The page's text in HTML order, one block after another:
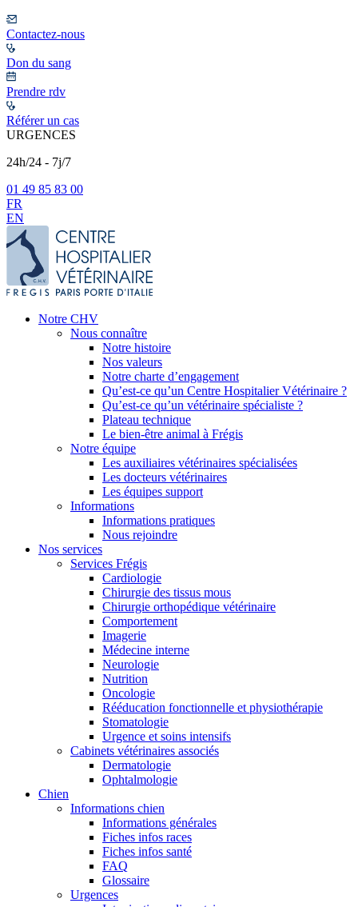
Contactez-nous
Don du sang
Prendre rdv
Référer un cas
URGENCES
24h/24 - 7j/7
01 49 85 83 00
FR
EN
Notre CHV
Nous connaître
Notre histoire
Nos valeurs
Notre charte d’engagement
Qu’est-ce qu’un Centre Hospitalier Vétérinaire ?
Qu’est-ce qu’un vétérinaire spécialiste ?
Plateau technique
Le bien-être animal à Frégis
Notre équipe
Les auxiliaires vétérinaires spécialisées
Les docteurs vétérinaires
Les équipes support
Informations
Informations pratiques
Nous rejoindre
Nos services
Services Frégis
Cardiologie
Chirurgie des tissus mous
Chirurgie orthopédique vétérinaire
Comportement
Imagerie
Médecine interne
Neurologie
Nutrition
Oncologie
Rééducation fonctionnelle et physiothérapie
Stomatologie
Urgence et soins intensifs
Cabinets vétérinaires associés
Dermatologie
Ophtalmologie
Chien
Informations chien
Informations générales
Fiches infos races
Fiches infos santé
FAQ
Glossaire
Urgences